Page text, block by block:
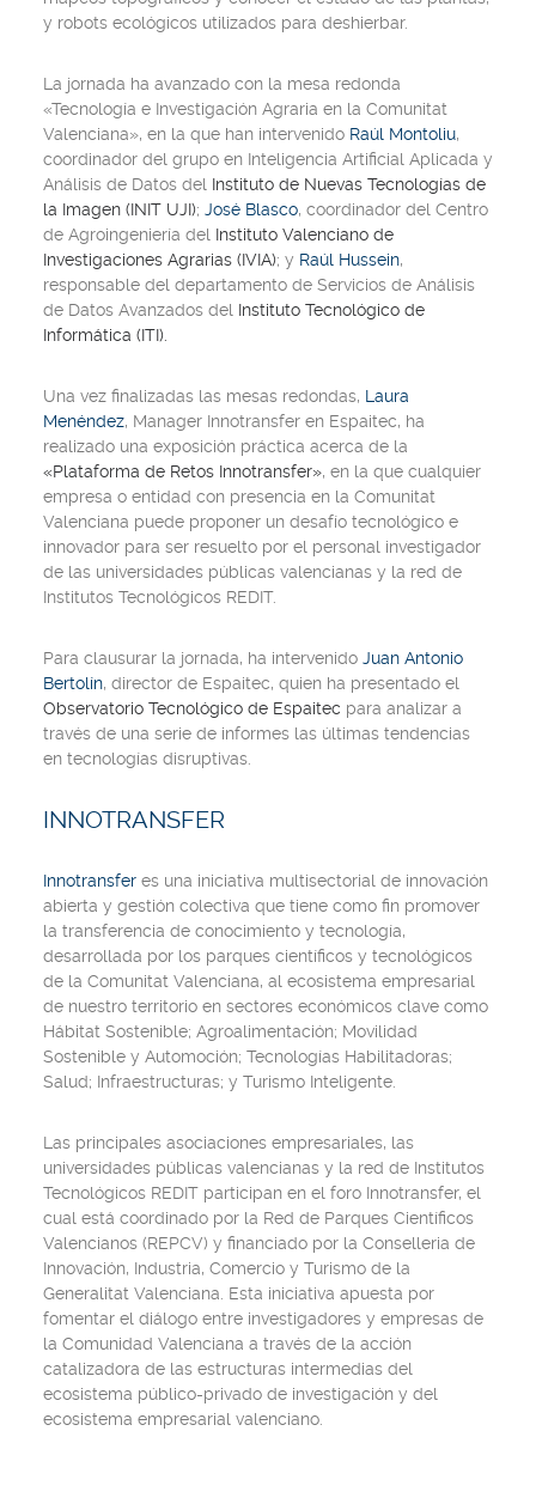
y robots ecológicos utilizados para deshierbar.
La jornada ha avanzado con la mesa redonda
«Tecnología e Investigación Agraria en la Comunitat
Valenciana», en la que han intervenido Raúl Montoliu,
coordinador del grupo en Inteligencia Artificial Aplicada y
Análisis de Datos del Instituto de Nuevas Tecnologías de
la Imagen (INIT UJI); José Blasco, coordinador del Centro
de Agroingeniería del Instituto Valenciano de
Investigaciones Agrarias (IVIA); y Raúl Hussein,
responsable del departamento de Servicios de Análisis
de Datos Avanzados del Instituto Tecnológico de
Informática (ITI).
Una vez finalizadas las mesas redondas, Laura
Menéndez, Manager Innotransfer en Espaitec, ha
realizado una exposición práctica acerca de la
«Plataforma de Retos Innotransfer», en la que cualquier
empresa o entidad con presencia en la Comunitat
Valenciana puede proponer un desafío tecnológico e
innovador para ser resuelto por el personal investigador
de las universidades públicas valencianas y la red de
Institutos Tecnológicos REDIT.
Para clausurar la jornada, ha intervenido Juan Antonio
Bertolín, director de Espaitec, quien ha presentado el
Observatorio Tecnológico de Espaitec para analizar a
través de una serie de informes las últimas tendencias
en tecnologías disruptivas.
INNOTRANSFER
Innotransfer es una iniciativa multisectorial de innovación
abierta y gestión colectiva que tiene como fin promover
la transferencia de conocimiento y tecnología,
desarrollada por los parques científicos y tecnológicos
de la Comunitat Valenciana, al ecosistema empresarial
de nuestro territorio en sectores económicos clave como
Hábitat Sostenible; Agroalimentación; Movilidad
Sostenible y Automoción; Tecnologías Habilitadoras;
Salud; Infraestructuras; y Turismo Inteligente.
Las principales asociaciones empresariales, las
universidades públicas valencianas y la red de Institutos
Tecnológicos REDIT participan en el foro Innotransfer, el
cual está coordinado por la Red de Parques Científicos
Valencianos (REPCV) y financiado por la Conselleria de
Innovación, Industria, Comercio y Turismo de la
Generalitat Valenciana. Esta iniciativa apuesta por
fomentar el diálogo entre investigadores y empresas de
la Comunidad Valenciana a través de la acción
catalizadora de las estructuras intermedias del
ecosistema público-privado de investigación y del
ecosistema empresarial valenciano.